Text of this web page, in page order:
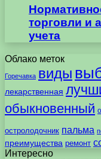
торговли и
учета
Облако меток
Горечавка виды
лекарственная
обыкновенный
остролодочник пальма
преимущества ремонт
Интересно